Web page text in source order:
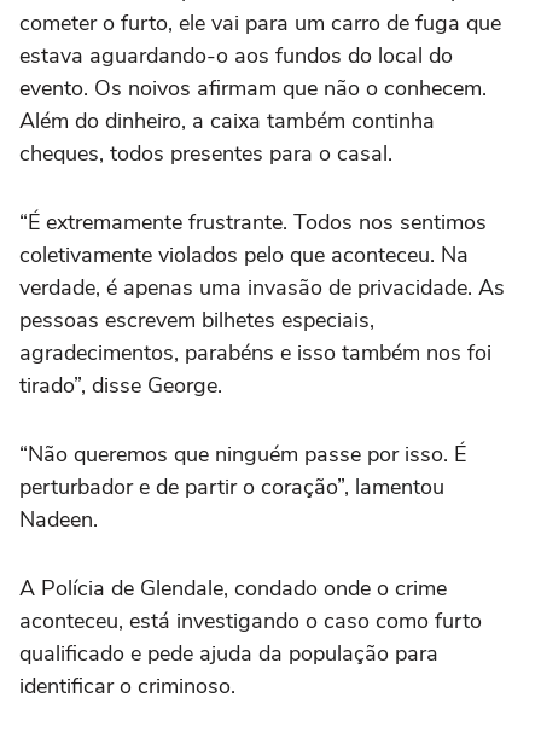
cometer o furto, ele vai para um carro de fuga que
estava aguardando-o aos fundos do local do
evento. Os noivos afirmam que não o conhecem.
Além do dinheiro, a caixa também continha
cheques, todos presentes para o casal.
“É extremamente frustrante. Todos nos sentimos
coletivamente violados pelo que aconteceu. Na
verdade, é apenas uma invasão de privacidade. As
pessoas escrevem bilhetes especiais,
agradecimentos, parabéns e isso também nos foi
tirado”, disse George.
“Não queremos que ninguém passe por isso. É
perturbador e de partir o coração”, lamentou
Nadeen.
A Polícia de Glendale, condado onde o crime
aconteceu, está investigando o caso como furto
qualificado e pede ajuda da população para
identificar o criminoso.